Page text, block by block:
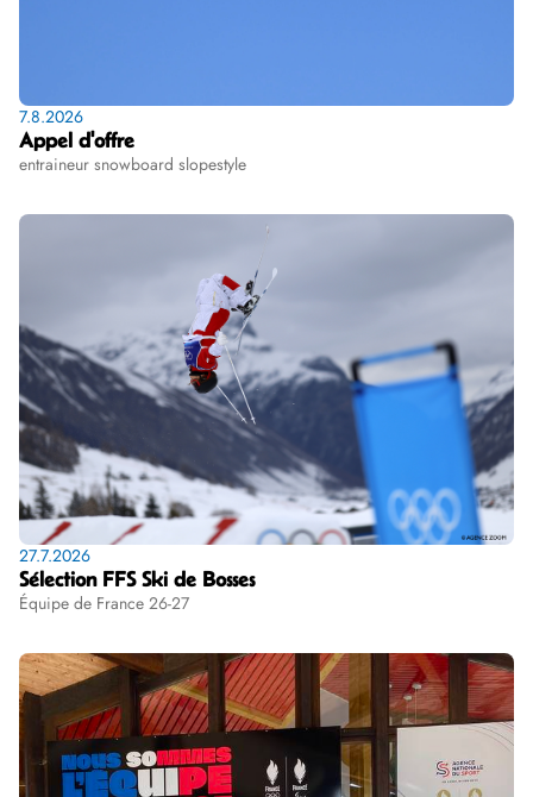
7.8.2026
Appel d'offre
entraineur snowboard slopestyle
27.7.2026
Sélection FFS Ski de Bosses
Équipe de France 26-27